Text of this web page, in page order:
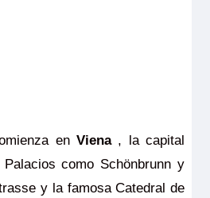
en Viena, la capital
como Schönbrunn y
y la famosa Catedral de